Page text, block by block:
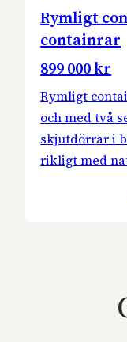
Rymligt
containrar
899 000 kr
Rymligt
och med två
skjutdörrar i
rikligt med